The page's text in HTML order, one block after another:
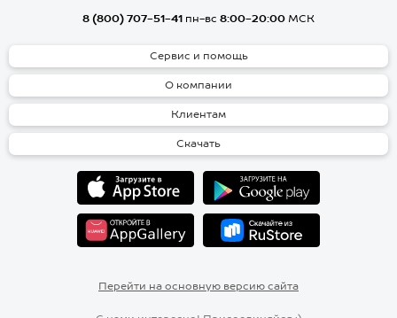
8 (800) 707-51-41 пн-вс 8:00-20:00 МСК
Сервис и помощь
О компании
Клиентам
Скачать
Перейти на основную версию сайта